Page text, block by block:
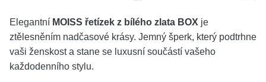
Elegantní MOISS řetízek z bílého zlata BOX je
ztělesněním nadčasové krásy. Jemný šperk, který podtrhne
vaši ženskost a stane se luxusní součástí vašeho
každodenního stylu.